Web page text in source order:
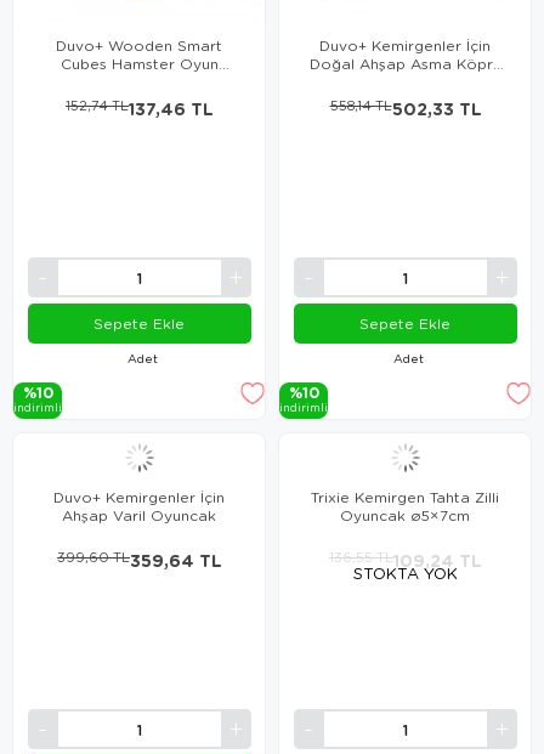
Duvo+ Wooden Smart
Cubes Hamster Oyun
Adet
137,46 TL
152,74 TL
Sepete Ekle
%10
i̇ndi̇ri̇mli̇
Duvo+ Kemirgenler İçin
Doğal Ahşap Asma Köprü
Adet
502,33 TL
558,14 TL
Sepete Ekle
%10
i̇ndi̇ri̇mli̇
Duvo+ Kemirgenler İçin
Ahşap Varil Oyuncak
359,64 TL
399,60 TL
STOKTA YOK
Trixie Kemirgen Tahta Zilli
Oyuncak ø5×7cm
109,24 TL
136,55 TL